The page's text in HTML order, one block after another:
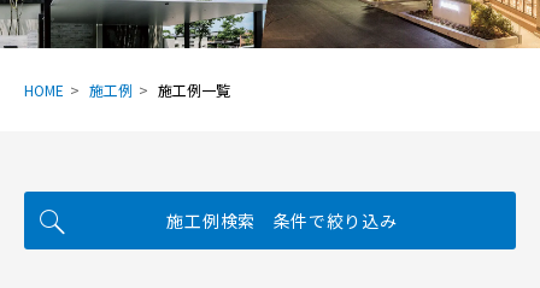
HOME 施工例 施工例一覧
施工例検索 条件で絞り込み